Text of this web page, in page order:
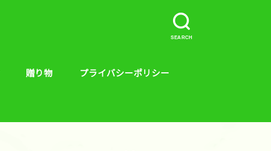
SEARCH
贈り物 プライバシーポリシー